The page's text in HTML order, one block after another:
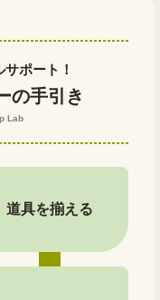
ポート！
の手引き
Lab
道具を揃える